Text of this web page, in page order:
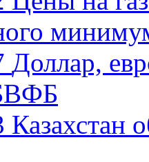
Доллар,
Казахстан